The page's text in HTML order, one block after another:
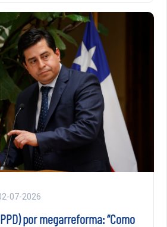
07-2026
por megarreforma: “Como